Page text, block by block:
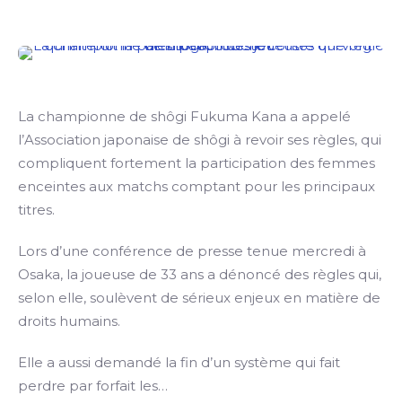
La championne de shôgi Fukuma Kana a appelé
l’Association japonaise de shôgi à revoir ses règles, qui
compliquent fortement la participation des femmes
enceintes aux matchs comptant pour les principaux
titres.
Lors d’une conférence de presse tenue mercredi à
Osaka, la joueuse de 33 ans a dénoncé des règles qui,
selon elle, soulèvent de sérieux enjeux en matière de
droits humains.
Elle a aussi demandé la fin d’un système qui fait
perdre par forfait les…